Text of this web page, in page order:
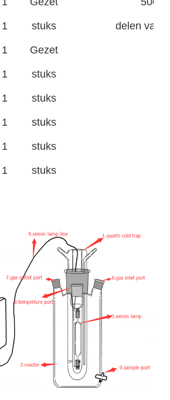
1 stuks
delen van
1 Gezet
1
stuks
1
stuks
1
stuks
1
stuks
1 stuks